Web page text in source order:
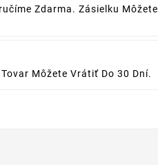
Zdarma. Zásielku Môžete
Môžete Vrátiť Do 30 Dní.